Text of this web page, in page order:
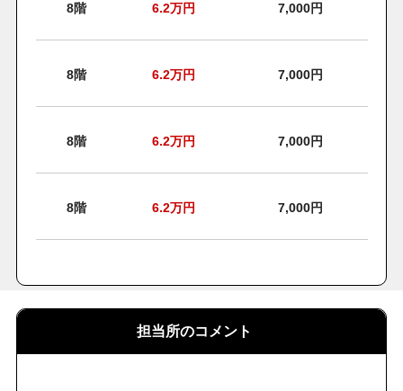
8階 6.2万円 7,000円
8階 6.2万円 7,000円
8階 6.2万円 7,000円
8階 6.2万円 7,000円
担当所のコメント